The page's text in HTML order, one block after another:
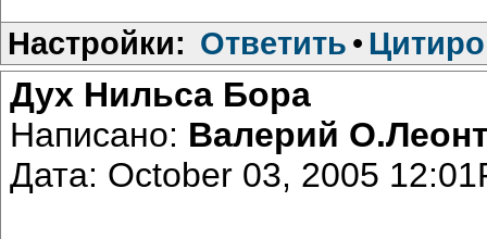
Настройки: Ответить •
Дух Нильса Бора
Написано: Валерий
Дата: October 03, 2005